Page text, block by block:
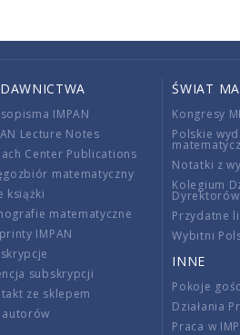
IMPAN
Lecture Notes
Center Publications
matematyczny
książki
matematyczne
IMPAN
subskrypcji
ze sklepem
autorów
ŚWIAT
Kongresy
Polskie
Notatki z
Kolegium
Dyrektorów
Przydatne
Wybitni
INNE
Pokoje
Działania
Praca w